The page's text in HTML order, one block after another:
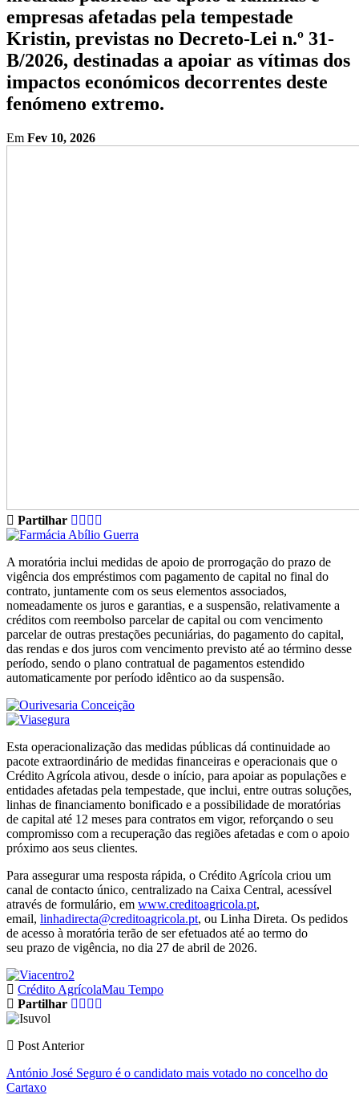
empresas afetadas pela tempestade
Kristin, previstas no Decreto-Lei n.º 31-
B/2026, destinadas a apoiar as vítimas dos
impactos económicos decorrentes deste
fenómeno extremo.
Em Fev 10, 2026
Partilhar
A moratória inclui medidas de apoio de prorrogação do prazo de
vigência dos empréstimos com pagamento de capital no final do
contrato, juntamente com os seus elementos associados,
nomeadamente os juros e garantias, e a suspensão, relativamente a
créditos com reembolso parcelar de capital ou com vencimento
parcelar de outras prestações pecuniárias, do pagamento do capital,
das rendas e dos juros com vencimento previsto até ao término desse
período, sendo o plano contratual de pagamentos estendido
automaticamente por período idêntico ao da suspensão.
Esta operacionalização das medidas públicas dá continuidade ao
pacote extraordinário de medidas financeiras e operacionais que o
Crédito Agrícola ativou, desde o início, para apoiar as populações e
entidades afetadas pela tempestade, que inclui, entre outras soluções,
linhas de financiamento bonificado e a possibilidade de moratórias
de capital até 12 meses para contratos em vigor, reforçando o seu
compromisso com a recuperação das regiões afetadas e com o apoio
próximo aos seus clientes.
Para assegurar uma resposta rápida, o Crédito Agrícola criou um
canal de contacto único, centralizado na Caixa Central, acessível
através de formulário, em www.creditoagricola.pt,
email, linhadirecta@creditoagricola.pt, ou Linha Direta. Os pedidos
de acesso à moratória terão de ser efetuados até ao termo do
seu prazo de vigência, no dia 27 de abril de 2026.
Crédito AgrícolaMau Tempo
Partilhar
Post Anterior
António José Seguro é o candidato mais votado no concelho do
Cartaxo